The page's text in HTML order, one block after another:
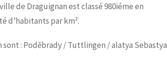
de Draguignan est classé 980iéme en
d’habitants par km².
: Poděbrady / Tuttlingen / alatya Sebastya